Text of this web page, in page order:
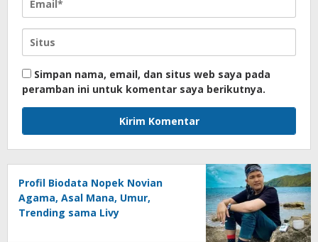
Simpan nama, email, dan situs web saya pada
peramban ini untuk komentar saya berikutnya.
Profil Biodata Nopek Novian
Agama, Asal Mana, Umur,
Trending sama Livy